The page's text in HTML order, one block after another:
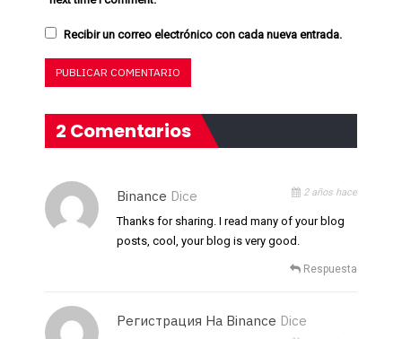
Recibir un correo electrónico con cada nueva entrada.
2 Comentarios
Binance Dice 2 años hace
Thanks for sharing. I read many of your blog
posts, cool, your blog is very good.
Respuesta
Регистрация На Binance Dice